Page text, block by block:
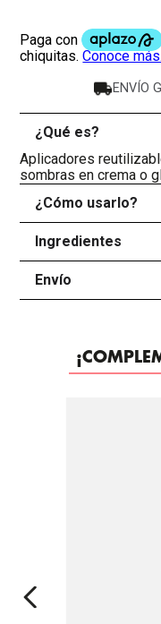
ENVÍO
¿Qué es?
Aplicadores
sombras en crema o
¿Cómo usarlo?
Ingredientes
Envío